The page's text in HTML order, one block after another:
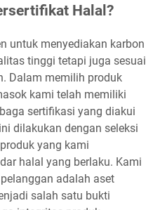
Halal?
untuk menyediakan karbon
tinggi tetapi juga sesuai
Dalam memilih produk
kami telah memiliki
sertifikasi yang diakui
dilakukan dengan seleksi
yang kami
halal yang berlaku. Kami
adalah aset
salah satu bukti